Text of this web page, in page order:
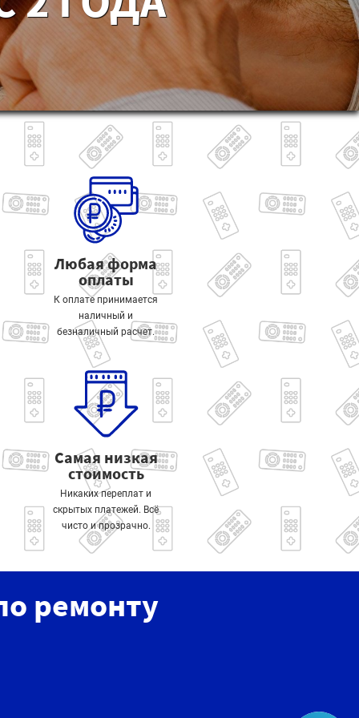
Любая форма
оплаты
К оплате принимается
наличный и
безналичный расчет.
Самая низкая
стоимость
Никаких переплат и
скрытых платежей. Всё
чисто и прозрачно.
ремонту